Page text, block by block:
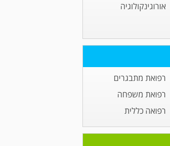
אורוגינקולוגיה
רפואת מתבגרים
רפואת משפחה
רפואה כללית